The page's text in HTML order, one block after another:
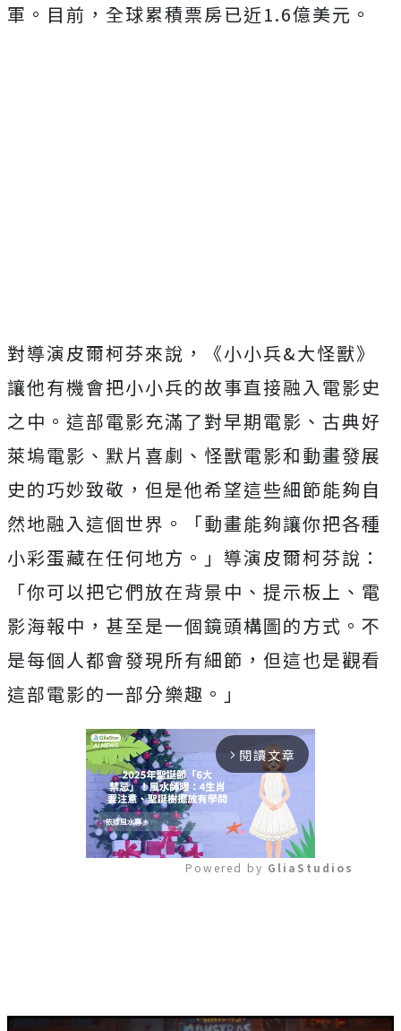
軍。目前，全球累積票房已近1.6億美元。
對導演皮爾柯芬來說，《小小兵&大怪獸》
讓他有機會把小小兵的故事直接融入電影史
之中。 這部電影充滿了對早期電影、古典好
萊塢電影、默片喜劇、 怪獸電影和動畫發展
史的巧妙致敬， 但是他希望這些細節能夠自
然地融入這個世界。「動畫能夠讓你把各種
小彩蛋藏在任何地方。」導演皮爾柯芬說：
「你可以把它們放在背景中、提示板上、電
影海報中， 甚至是一個鏡頭構圖的方式。不
是每個人都會發現所有細節， 但這也是觀看
這部電影的一部分樂趣。」
arrow_forward_ios 閱讀文章
Powered by GliaStudios